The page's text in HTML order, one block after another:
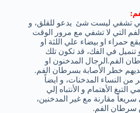
تشفي ليست شئ يدعو للقلق، و
التي لا تشفي مع مرور الوقت
حمراء او بيضاء علي اللثة او
تنميل في الفك، قد تكون تلك
الفم.الرجال المدخنون او
لديهم خطر الأصابة بسرطان الفم.
من النساء المدخنات، و ايضاً
الأهتمام و الأنتباه إلي
مقارنة مع غير المدخنين،
سرطان الفم.